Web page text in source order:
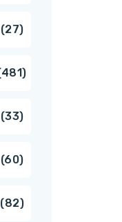
2727
producten
481481
3333
producten
6060
producten
8282